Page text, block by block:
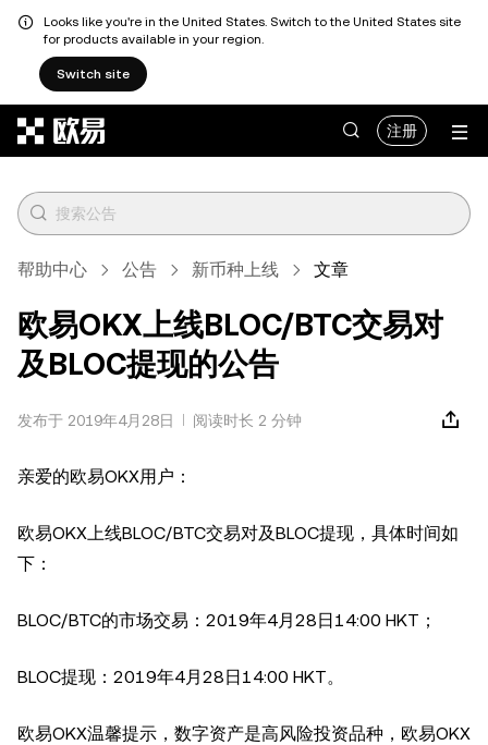
Looks like you're in the United States. Switch to the United States site
for products available in your region.
Switch site
注册
帮助中心 公告 新币种上线 文章
欧易OKX上线BLOC/BTC交易对
及BLOC提现的公告
发布于 2019年4月28日 阅读时长 2 分钟
亲爱的欧易OKX用户：
欧易OKX上线BLOC/BTC交易对及BLOC提现，具体时间如
下：
BLOC/BTC的市场交易：2019年4月28日14:00 HKT；
BLOC提现：2019年4月28日14:00 HKT。
欧易OKX温馨提示，数字资产是高风险投资品种，欧易OKX